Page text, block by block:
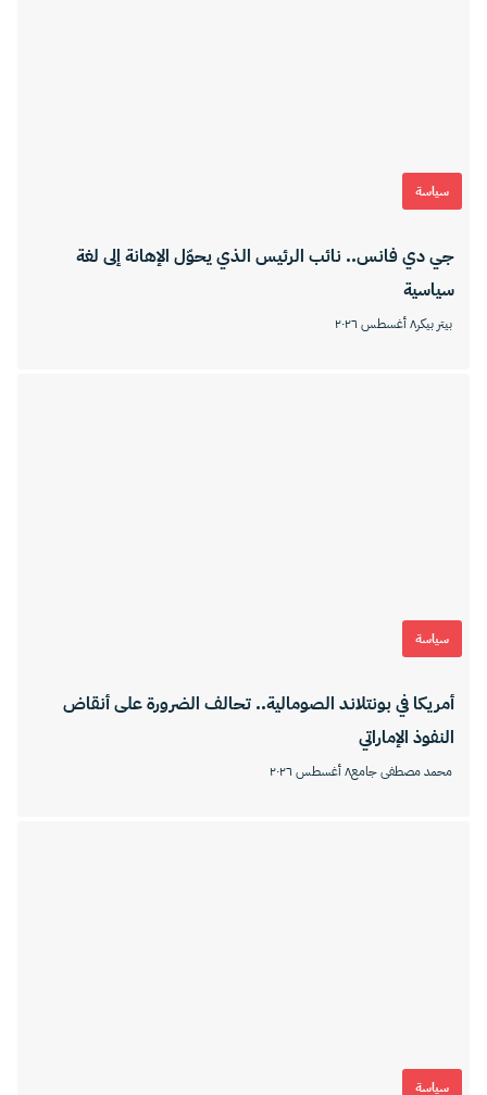
سياسة
جي دي فانس.. نائب الرئيس الذي يحوّل الإهانة إلى لغة
سياسية
بيتر بيكر٨ أغسطس ٢٠٢٦
سياسة
أمريكا في بونتلاند الصومالية.. تحالف الضرورة على أنقاض
النفوذ الإماراتي
محمد مصطفى جامع٨ أغسطس ٢٠٢٦
سياسة